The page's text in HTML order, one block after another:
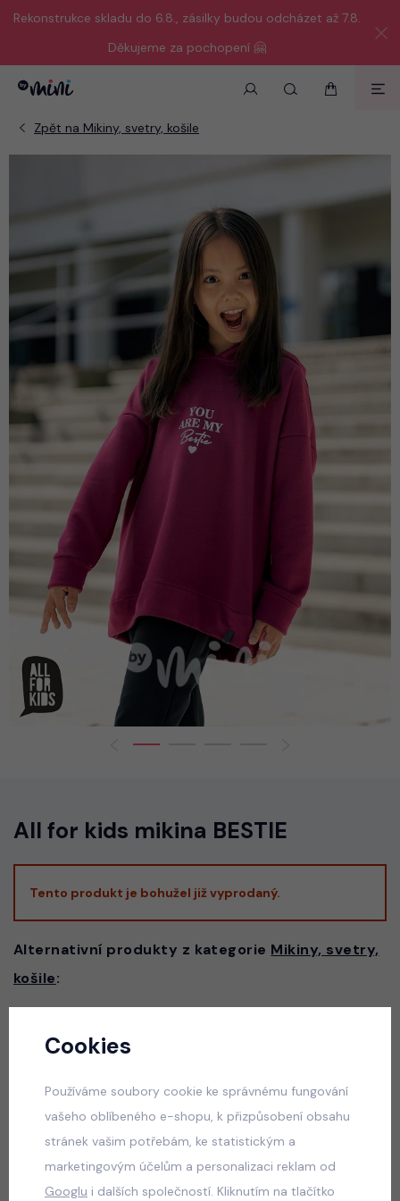
Rekonstrukce skladu do 6.8., zásilky budou odcházet až 7.8.
Děkujeme za pochopení 🤗
All for kids mikina BESTIE
Tento produkt je bohužel již vyprodaný.
Alternativní produkty z kategorie Mikiny, svetry,
košile:
Teenage set PINK
660 Kč
Cookies
Používáme soubory cookie ke správnému fungování
vašeho oblíbeného e-shopu, k přizpůsobení obsahu
stránek vašim potřebám, ke statistickým a
marketingovým účelům a personalizaci reklam od
Googlu i dalších společností. Kliknutím na tlačítko